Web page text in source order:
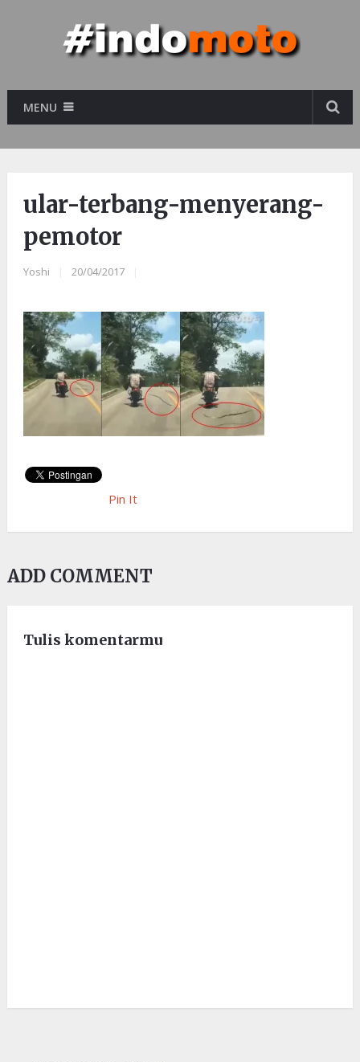
MENU
ular-terbang-menyerang-
pemotor
Yoshi 20/04/2017
Pin It
ADD COMMENT
Tulis komentarmu